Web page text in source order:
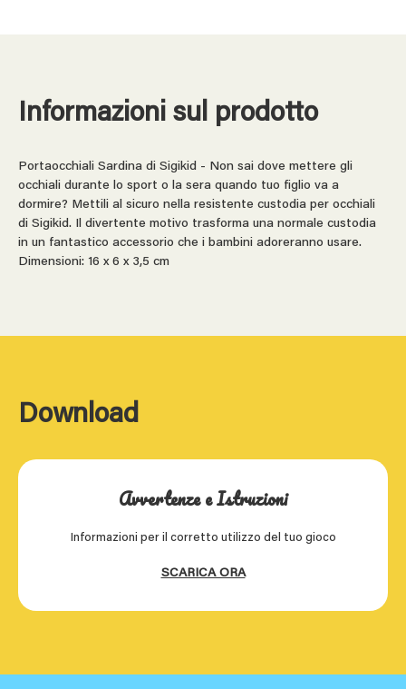
Informazioni sul prodotto
Portaocchiali Sardina di Sigikid - Non sai dove mettere gli
occhiali durante lo sport o la sera quando tuo figlio va a
dormire? Mettili al sicuro nella resistente custodia per occhiali
di Sigikid. Il divertente motivo trasforma una normale custodia
in un fantastico accessorio che i bambini adoreranno usare.
Dimensioni: 16 x 6 x 3,5 cm
Download
Avvertenze e Istruzioni
Informazioni per il corretto utilizzo del tuo gioco
SCARICA ORA